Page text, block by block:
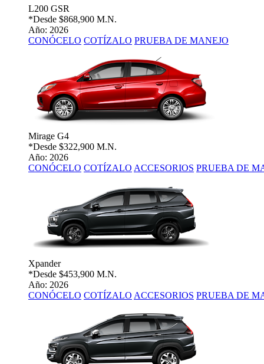
L200 GSR
*Desde $868,900 M.N.
Año: 2026
CONÓCELO COTÍZALO PRUEBA DE MANEJO
Mirage G4
*Desde $322,900 M.N.
Año: 2026
CONÓCELO COTÍZALO ACCESORIOS PRUEBA DE
Xpander
*Desde $453,900 M.N.
Año: 2026
CONÓCELO COTÍZALO ACCESORIOS PRUEBA DE